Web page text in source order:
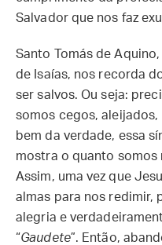
Salvador que nos faz
Santo Tomás de
de Isaías, nos recorda
ser salvos. Ou seja:
somos cegos,
bem da verdade, essa
mostra o quanto somos
Assim, uma vez que
almas para nos redimir,
alegria e
“Gaudete”. Então,